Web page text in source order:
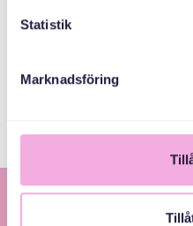
Statistik
Marknadsföring